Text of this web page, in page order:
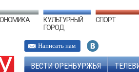
КУЛЬТУРНЫЙ
ГОРОД
СПОРТ
Написать нам
ВЕСТИ ОРЕНБУРЖЬЯ